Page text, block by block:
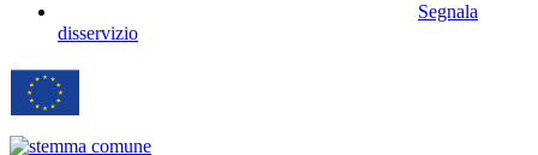
Segnala
disservizio